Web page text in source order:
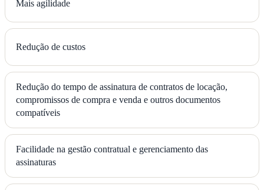
Mais agilidade
Redução de custos
Redução do tempo de assinatura de contratos de locação,
compromissos de compra e venda e outros documentos
compatíveis
Facilidade na gestão contratual e gerenciamento das
assinaturas